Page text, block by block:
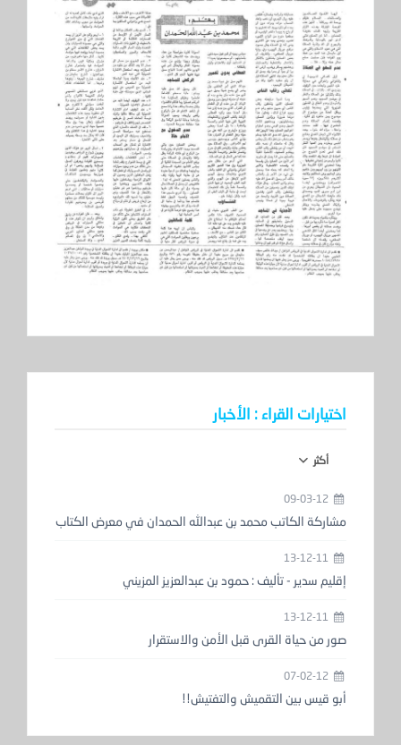
اختيارات القراء : الأخبار
أكثر
مشاركة الكاتب محمد بن عبدالله الحمدان في معرض الكتاب
إقليم سدير - تأليف : حمود بن عبدالعزيز المزيني
صور من حياة القرى قبل الأمن والاستقرار
أبو قيس بين التقميش والتفتيش!!